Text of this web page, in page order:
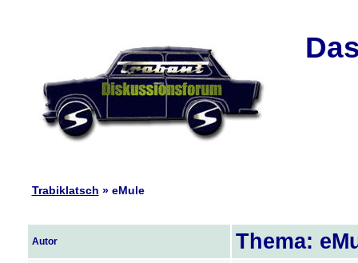
Trabiklatsch » eMule
Autor Thema: